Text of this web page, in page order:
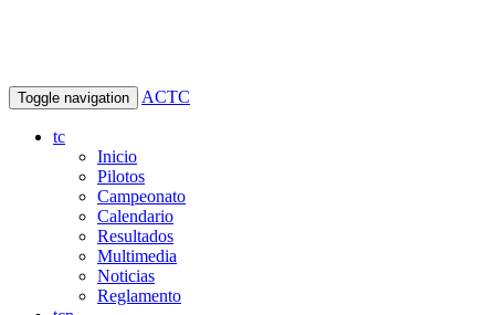
Toggle navigation ACTC
tc
Inicio
Pilotos
Campeonato
Calendario
Resultados
Multimedia
Noticias
Reglamento